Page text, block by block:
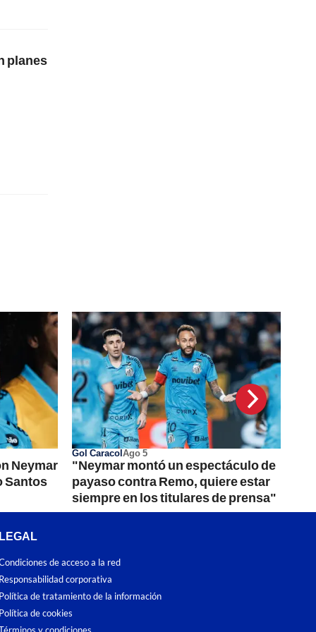
planes
Neymar
Santos
Gol CaracolAgo 5
"Neymar montó un espectáculo de
payaso contra Remo, quiere estar
siempre en los titulares de prensa"
LEGAL
de acceso a la red
Responsabilidad corporativa
Política de tratamiento de la información
Política de cookies